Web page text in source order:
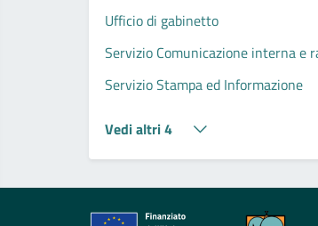
Ufficio di gabinetto
Servizio Comunicazione interna
Servizio Stampa ed Informazione
Vedi altri 4